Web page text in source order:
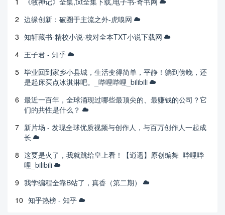
2 边缘创新：破圈于主流之外-虎嗅网
3 知轩藏书-精校小说-校对全本TXT小说下载网
4 王子君 - 知乎
5 毕业回到家乡小县城，生活变得简单，平静！躺到傍晚，还
是起床买点冰淇淋吧。_哔哩哔哩_bilibili
6 最近一百年，全球涌现过哪些最顶尖的、最赚钱的公司？它
们的共性是什么？
7 新片场 - 发现全球优质视频与创作人，与百万创作人一起成
长
8 这要是火了，我就跳给皇上看！【逍遥】原创编舞_哔哩哔
哩_bilibili
9 我学编程全靠B站了，真香（第二期）
10 知乎热榜 - 知乎